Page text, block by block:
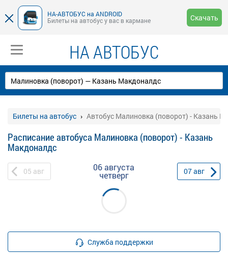
НА-АВТОБУС на ANDROID
Билеты на автобус у вас в кармане
Скачать
НА АВТОБУС
Билеты на автобус Автобус Малиновка (поворот) - Казань
Расписание автобуса Малиновка (поворот) - Казань
Макдоналдс
05 авг 06 августа
четверг 07авг
Служба поддержки